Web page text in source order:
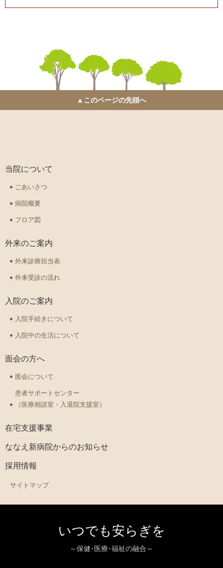
▲このページの先頭へ
当院について
ごあいさつ
病院概要
フロア図
外来のご案内
外来診療担当表
外来受診の流れ
入院のご案内
入院手続きについて
入院中の生活について
面会の方へ
面会について
患者サポートセンター
（医療相談室・入退院支援室）
在宅支援事業
ななえ新病院からのお知らせ
採用情報
サイトマップ
いつでも安らぎを
～保健･医療･福祉の融合～